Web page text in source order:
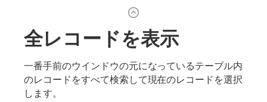
全レコードを表示
一番手前のウインドウの元になっているテーブル内
のレコードをすべて検索して現在のレコードを選択
します。